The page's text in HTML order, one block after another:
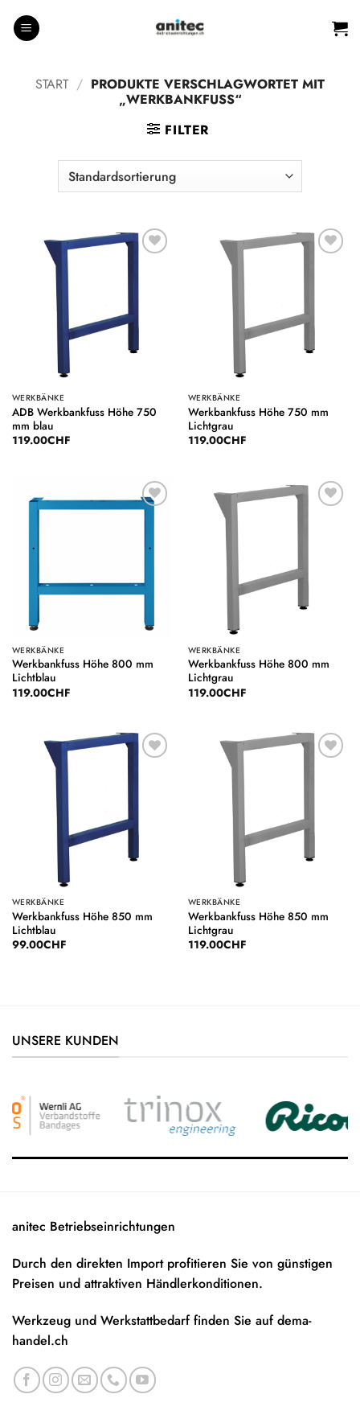
Inhalt
START / PRODUKTE VERSCHLAGWORTET MIT
„WERKBANKFUSS“
FILTER
WERKBÄNKE
ADB Werkbankfuss Höhe 750
mm blau
119.00CHF
WERKBÄNKE
Werkbankfuss Höhe 750 mm
Lichtgrau
119.00CHF
WERKBÄNKE
Werkbankfuss Höhe 800 mm
Lichtblau
119.00CHF
WERKBÄNKE
Werkbankfuss Höhe 800 mm
Lichtgrau
119.00CHF
WERKBÄNKE
Werkbankfuss Höhe 850 mm
Lichtblau
99.00CHF
WERKBÄNKE
Werkbankfuss Höhe 850 mm
Lichtgrau
119.00CHF
UNSERE KUNDEN
anitec Betriebseinrichtungen
Durch den direkten Import profitieren Sie von günstigen
Preisen und attraktiven Händlerkonditionen.
Werkzeug und Werkstattbedarf finden Sie aufdema-
handel.ch